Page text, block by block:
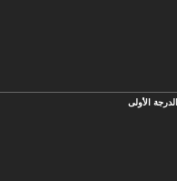
الأولى